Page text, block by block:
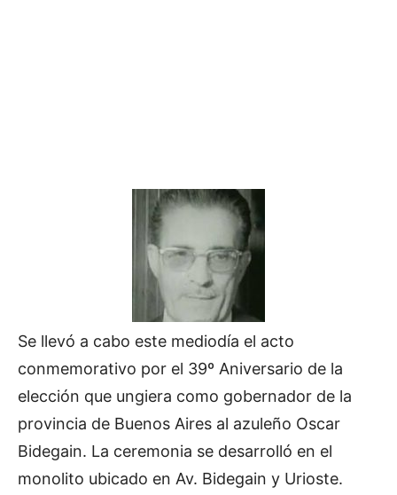
Se llevó a cabo este mediodía el acto
conmemorativo por el 39º Aniversario de la
elección que ungiera como gobernador de la
provincia de Buenos Aires al azuleño Oscar
Bidegain. La ceremonia se desarrolló en el
monolito ubicado en Av. Bidegain y Urioste.